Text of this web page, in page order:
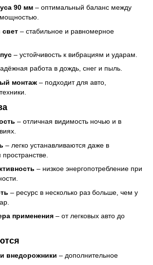
90 мм – оптимальный баланс между
– стабильное и равномерное
– устойчивость к вибрациям и ударам.
работа в дождь, снег и пыль.
монтаж – подходит для авто,
– отличная видимость ночью и в
– легко устанавливаются даже в
– низкое энергопотребление при
– ресурс в несколько раз больше, чем у
применения – от легковых авто до
внедорожники – дополнительное